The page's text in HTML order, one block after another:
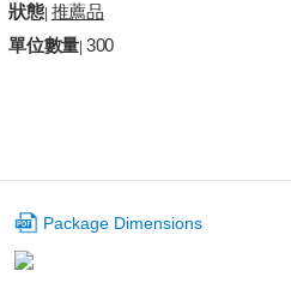
狀態| 推薦品
單位數量 |300
Package Dimensions